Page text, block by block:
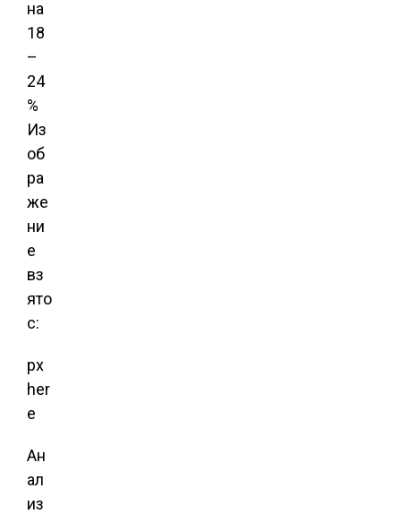
Из
об
ра
же
ни
е
вз
ято
с:
px
her
e
Ан
ал
из